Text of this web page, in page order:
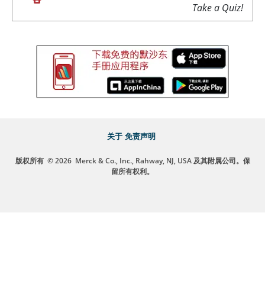
Take a Quiz!
关于 免责声明
版权所有 © 2026 Merck & Co., Inc., Rahway, NJ, USA 及其附属公司。保
留所有权利。